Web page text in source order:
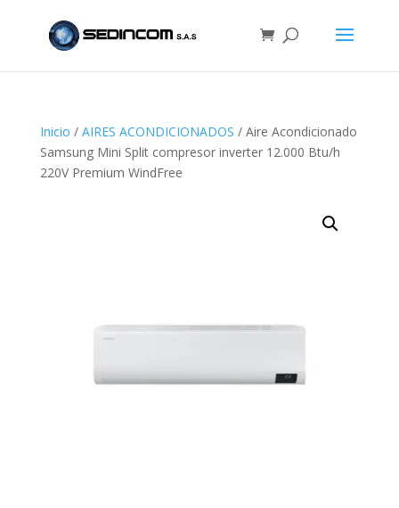
Inicio / AIRES ACONDICIONADOS / Aire Acondicionado
Samsung Mini Split compresor inverter 12.000 Btu/h
220V Premium WindFree